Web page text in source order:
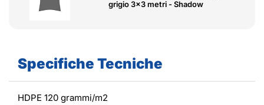
grigio 3x3 metri - Shadow
Specifiche Tecniche
HDPE 120 grammi/m2